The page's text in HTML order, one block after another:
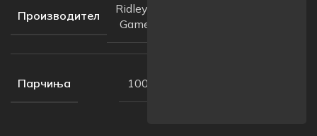
Производител
Ridley’s
Games
Парчиња 1000